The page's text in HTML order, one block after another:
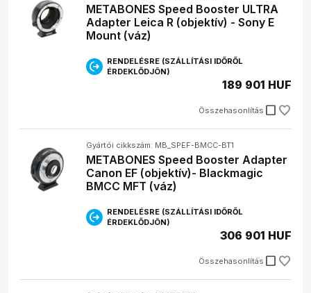
METABONES Speed Booster ULTRA
Adapter Leica R (objektív) - Sony E
Mount (váz)
RENDELÉSRE (SZÁLLÍTÁSI IDŐRŐL
ÉRDEKLŐDJÖN)
Összehasonlítás check_box_outline_blank
189 901 HUF
Gyártói cikkszám: MB_SPEF-BMCC-BT1
METABONES Speed Booster Adapter
Canon EF (objektív)- Blackmagic
BMCC MFT (váz)
RENDELÉSRE (SZÁLLÍTÁSI IDŐRŐL
ÉRDEKLŐDJÖN)
Összehasonlítás check_box_outline_blank
306 901 HUF